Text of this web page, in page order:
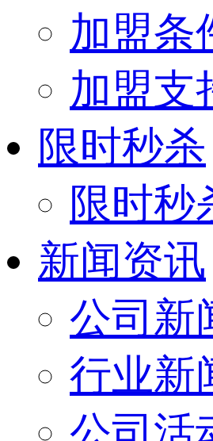
加盟条
加盟支
限时秒杀
限时秒
新闻资讯
公司新
行业新